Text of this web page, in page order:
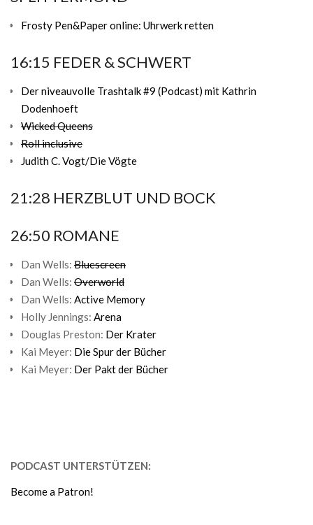
Frosty Pen&Paper online: Uhrwerk retten
16:15 FEDER & SCHWERT
Der niveauvolle Trashtalk #9 (Podcast) mit Kathrin
Dodenhoeft
Wicked Queens
Roll inclusive
Judith C. Vogt/Die Vögte
21:28 HERZBLUT UND BOCK
26:50 ROMANE
Dan Wells: Bluescreen
Dan Wells: Overworld
Dan Wells: Active Memory
Holly Jennings: Arena
Douglas Preston: Der Krater
Kai Meyer: Die Spur der Bücher
Kai Meyer: Der Pakt der Bücher
PODCAST UNTERSTÜTZEN:
Become a Patron!